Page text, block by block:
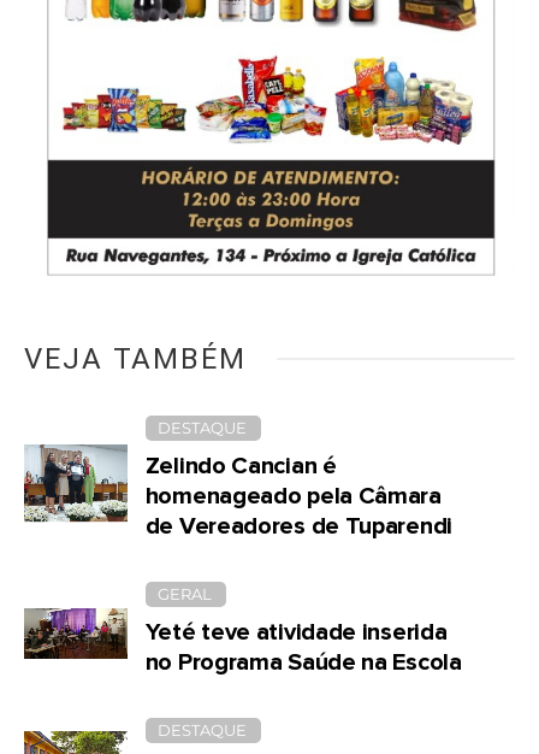
VEJA TAMBÉM
DESTAQUE
Zelindo Cancian é
homenageado pela Câmara
de Vereadores de Tuparendi
GERAL
Yeté teve atividade inserida
no Programa Saúde na Escola
DESTAQUE